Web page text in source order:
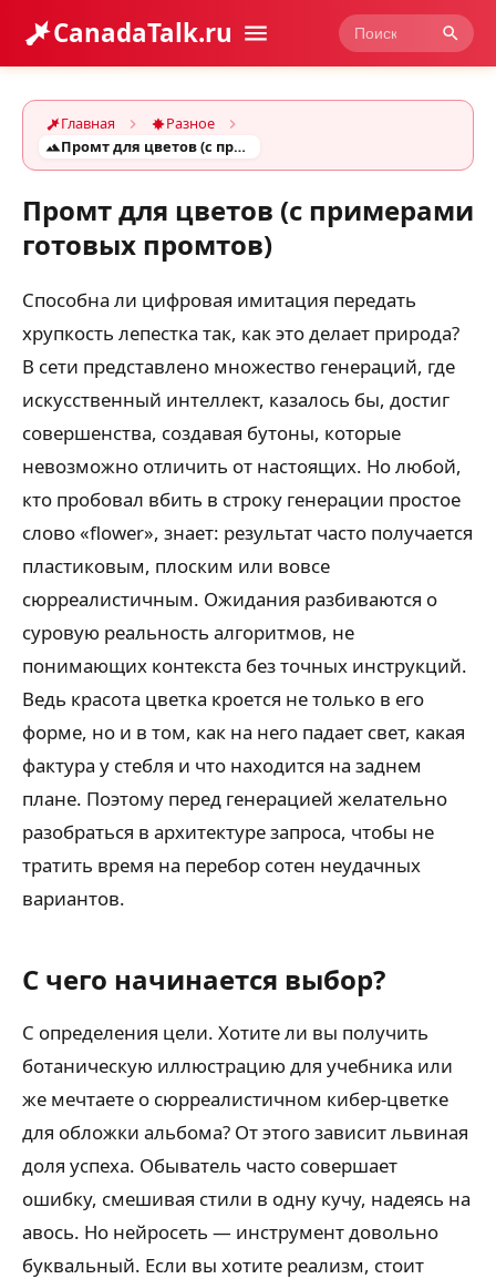
CanadaTalk.ru
Главная
Разное
Промт для цветов (с примерами готовых промтов)
Промт для цветов (с примерами
готовых промтов)
Способна ли цифровая имитация передать
хрупкость лепестка так, как это делает природа?
В сети представлено множество генераций, где
искусственный интеллект, казалось бы, достиг
совершенства, создавая бутоны, которые
невозможно отличить от настоящих. Но любой,
кто пробовал вбить в строку генерации простое
слово «flower», знает: результат часто получается
пластиковым, плоским или вовсе
сюрреалистичным. Ожидания разбиваются о
суровую реальность алгоритмов, не
понимающих контекста без точных инструкций.
Ведь красота цветка кроется не только в его
форме, но и в том, как на него падает свет, какая
фактура у стебля и что находится на заднем
плане. Поэтому перед генерацией желательно
разобраться в архитектуре запроса, чтобы не
тратить время на перебор сотен неудачных
вариантов.
С чего начинается выбор?
С определения цели. Хотите ли вы получить
ботаническую иллюстрацию для учебника или
же мечтаете о сюрреалистичном кибер-цветке
для обложки альбома? От этого зависит львиная
доля успеха. Обыватель часто совершает
ошибку, смешивая стили в одну кучу, надеясь на
авось. Но нейросеть — инструмент довольно
буквальный. Если вы хотите реализм, стоит